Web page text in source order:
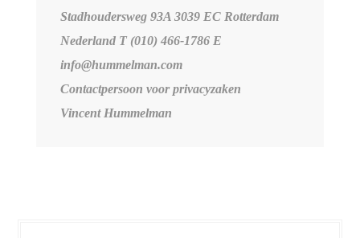
Stadhoudersweg 93A 3039 EC Rotterdam
Nederland T (010) 466-1786 E
info@hummelman.com
Contactpersoon voor privacyzaken
Vincent Hummelman